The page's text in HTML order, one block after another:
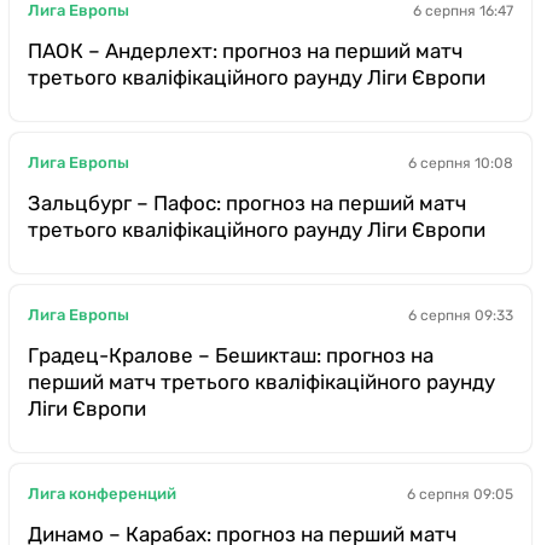
Лига Европы 6 серпня 16:47
ПАОК – Андерлехт: прогноз на перший матч
третього кваліфікаційного раунду Ліги Європи
Лига Европы 6 серпня 10:08
Зальцбург – Пафос: прогноз на перший матч
третього кваліфікаційного раунду Ліги Європи
Лига Европы 6 серпня 09:33
Градец-Кралове – Бешикташ: прогноз на
перший матч третього кваліфікаційного раунду
Ліги Європи
Лига конференций 6 серпня 09:05
Динамо – Карабах: прогноз на перший матч